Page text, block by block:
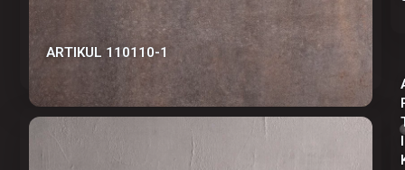
АRTIKUL 110110-1